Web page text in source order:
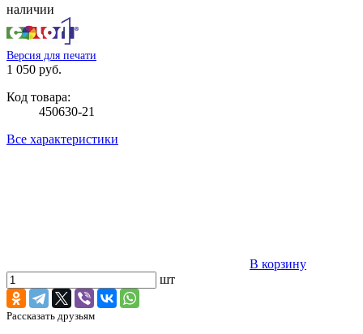
наличии
Версия для печати
1 050 руб.
Код товара:
450630-21
Все характеристики
В корзину
шт
Рассказать друзьям